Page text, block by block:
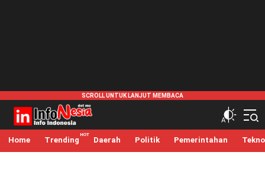
infonesia.me
Info Indonesia
Home Trending Daerah Politik Pemerintahan Tekno